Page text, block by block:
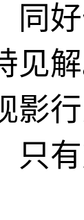
同
见
影
只